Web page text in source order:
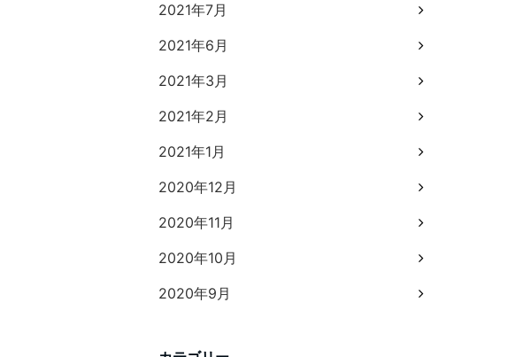
2021年7月
2021年6月
2021年3月
2021年2月
2021年1月
2020年12月
2020年11月
2020年10月
2020年9月